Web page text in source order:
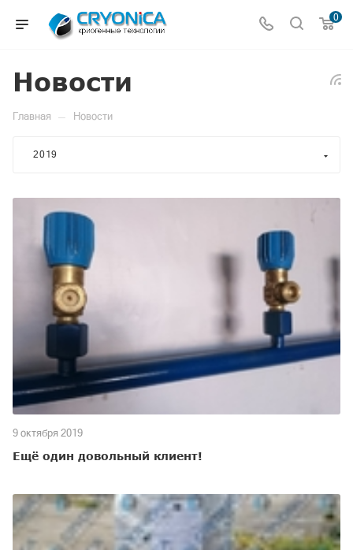
0
Новости
Главная — Новости
2019
9 октября 2019
Ещё один довольный клиент!